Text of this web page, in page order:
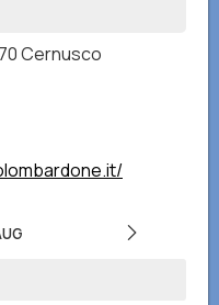
Cernusco